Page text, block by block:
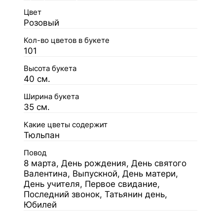
Цвет
Розовый
Кол-во цветов в букете
101
Высота букета
40 см.
Ширина букета
35 см.
Какие цветы содержит
Тюльпан
Повод
8 марта, День рождения, День святого
Валентина, Выпускной, День матери,
День учителя, Первое свидание,
Последний звонок, Татьянин день,
Юбилей